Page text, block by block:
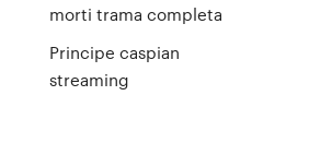
morti trama completa
Principe caspian
streaming